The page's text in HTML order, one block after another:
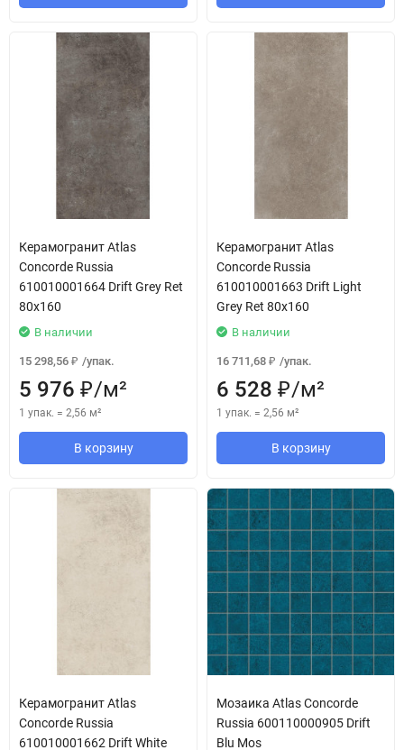
Керамогранит Atlas
Concorde Russia
610010001664 Drift Grey Ret
80x160
В наличии
15 298,56 ₽ /упак.
5 976 ₽/м²
1 упак. = 2,56 м²
В корзину
Керамогранит Atlas
Concorde Russia
610010001663 Drift Light
Grey Ret 80x160
В наличии
16 711,68 ₽ /упак.
6 528 ₽/м²
1 упак. = 2,56 м²
В корзину
Керамогранит Atlas
Concorde Russia
610010001662 Drift White
Мозаика Atlas Concorde
Russia 600110000905 Drift
Blu Mos